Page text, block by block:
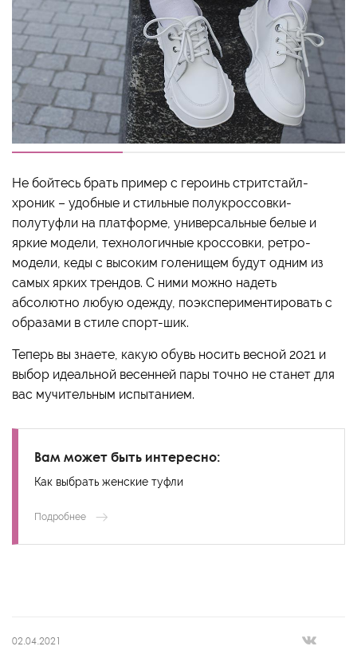
Не бойтесь брать пример с героинь стритстайл-
хроник – удобные и стильные полукроссовки-
полутуфли на платформе, универсальные белые и
яркие модели, технологичные кроссовки, ретро-
модели, кеды с высоким голенищем будут одним из
самых ярких трендов. С ними можно надеть
абсолютно любую одежду, поэкспериментировать с
образами в стиле спорт-шик.
Теперь вы знаете, какую обувь носить весной 2021 и
выбор идеальной весенней пары точно не станет для
вас мучительным испытанием.
Вам может быть интересно:
Как выбрать женские туфли
Подробнее
02.04.2021